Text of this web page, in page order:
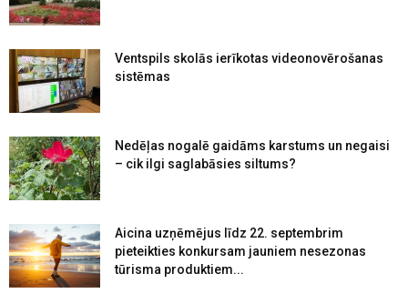
Ventspils skolās ierīkotas videonovērošanas
sistēmas
Nedēļas nogalē gaidāms karstums un negaisi
– cik ilgi saglabāsies siltums?
Aicina uzņēmējus līdz 22. septembrim
pieteikties konkursam jauniem nesezonas
tūrisma produktiem...